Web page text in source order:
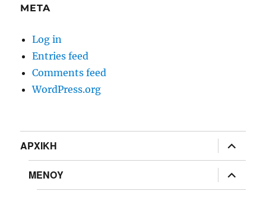
META
Log in
Entries feed
Comments feed
WordPress.org
ΑΡΧΙΚΗ
expand
child
menu
ΜΕΝΟΥ
expand
child
menu